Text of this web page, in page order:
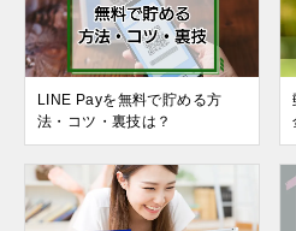
LINE Payを無料で貯める方
法・コツ・裏技は？